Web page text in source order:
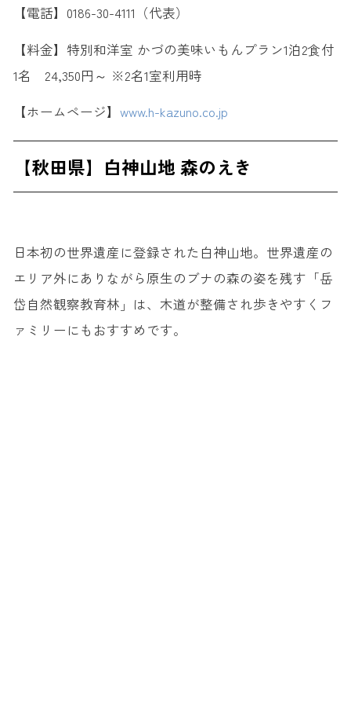
【電話】0186-30-4111（代表）
【料金】特別和洋室 かづの美味いもんプラン1泊2食付
1名 24,350円～ ※2名1室利用時
【ホームページ】 www.h-kazuno.co.jp
【秋田県】白神山地 森のえき
日本初の世界遺産に登録された白神山地。世界遺産の
エリア外にありながら原生のブナの森の姿を残す「岳
岱自然観察教育林」は、木道が整備され歩きやすくフ
ァミリーにもおすすめです。